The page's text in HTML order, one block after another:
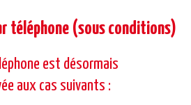
téléphone (sous conditions)
est désormais
aux cas suivants :